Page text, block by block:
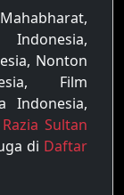
Nonton
Film
Indonesia,
Razia Sultan
di Daftar